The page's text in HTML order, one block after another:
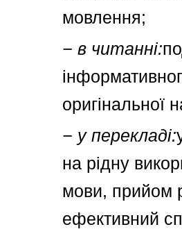
мовлення;
− в читанні:
оригінальної
− у перекладі:
на рідну
мови, прийом
ефективний